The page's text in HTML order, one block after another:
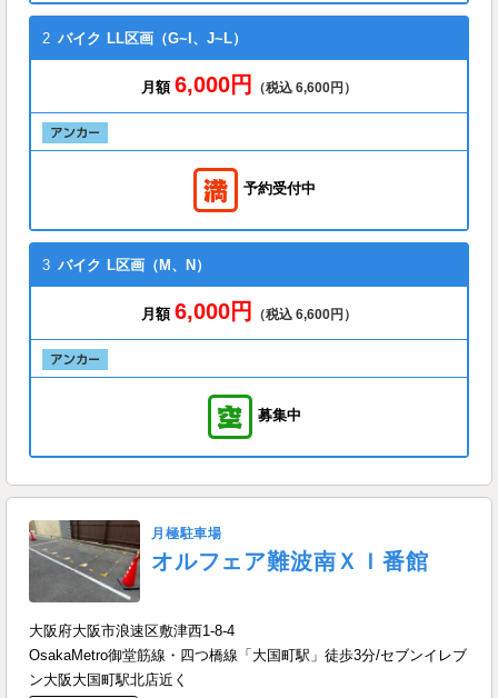
2 バイク LL区画（G~I、J~L）
月額 6,000円 （税込 6,600円）
予約受付中
3 バイク L区画（M、N）
月額 6,000円 （税込 6,600円）
募集中
月極駐車場
オルフェア難波南ＸＩ番館
大阪府大阪市浪速区敷津西1-8-4
OsakaMetro御堂筋線・四つ橋線「大国町駅」徒歩3分/セブンイレブ
ン大阪大国町駅北店近く